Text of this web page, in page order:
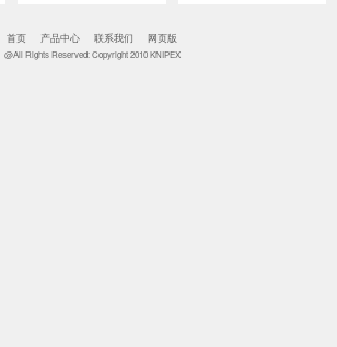
首页 产品中心 联系我们 网页版
@All Rights Reserved: Copyright 2010 KNIPEX